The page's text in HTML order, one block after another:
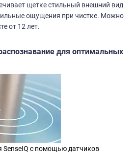
щетке стильный внешний вид
ощущения при чистке. Можно
от 12 лет.
для оптимальных
SenseIQ с помощью датчиков